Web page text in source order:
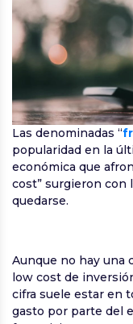
Las denominadas “
popularidad en la
económica que
cost” surgieron con
quedarse.
Aunque no hay una
low cost de
cifra suele estar en
gasto por parte del